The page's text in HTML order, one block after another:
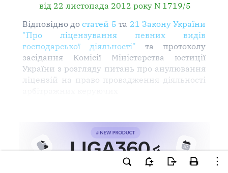
від 22 листопада 2012 року N 1719/5
Відповідно достатей 5 та 21 Закону України
"Про ліцензування певних видів
господарської діяльності" та протоколу
засідання Комісії Міністерства юстиції
України з розгляду питань про анулювання
ліцензій на право провадження діяльності